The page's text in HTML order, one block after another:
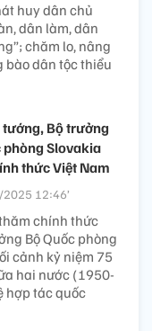
huy dân chủ
dân làm, dân
chăm lo, nâng
bào dân tộc thiểu
tướng, Bộ trưởng
phòng Slovakia
thức Việt Nam
12:46’
chính thức
Bộ Quốc phòng
cảnh kỷ niệm 75
hai nước (1950-
hợp tác quốc